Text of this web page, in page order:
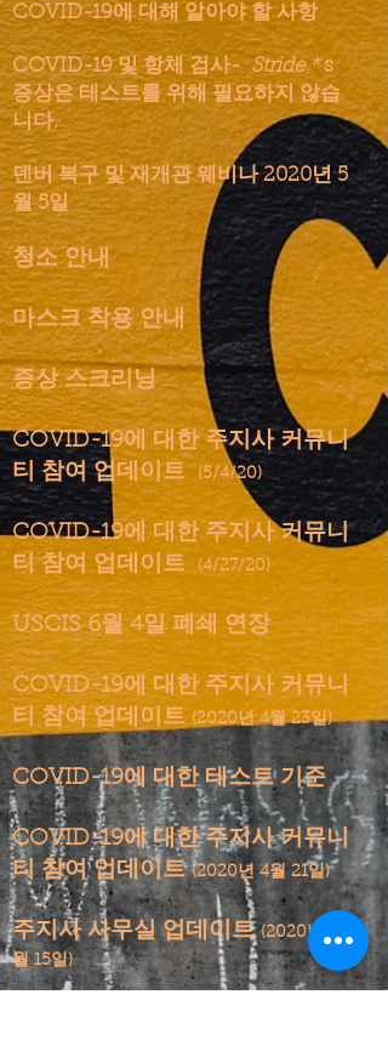
COVID-19에 대해 알아야 할 사항
COVID-19 및 항체 검사- Stride *s
증상은 테스트를 위해 필요하지 않습
니다.
덴버 복구 및 재개관 웨비나 2020년 5
월 5일
청소 안내
마스크 착용 안내
증상 스크리닝
COVID-19에 대한 주지사 커뮤니
티 참여 업데이트
(5/4/20)
COVID-19에 대한 주지사 커뮤니
티 참여 업데이트
(4/27/20)
USCIS 6월 4일 폐쇄 연장
COVID-19에 대한 주지사 커뮤니
티 참여 업데이트 (2020년 4월 23일)
COVID-19에 대한 테스트 기준
COVID-19에 대한 주지사 커뮤니
티 참여 업데이트(2020년 4월 21일)
주지사 사무실 업데이트(2020년 4
월 15일)